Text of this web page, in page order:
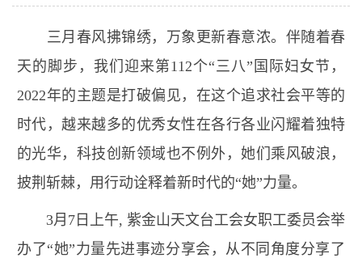
三月春风拂锦绣，万象更新春意浓。伴随着春
天的脚步，我们迎来第112个“三八”国际妇女节，
2022年的主题是打破偏见，在这个追求社会平等的
时代，越来越多的优秀女性在各行各业闪耀着独特
的光华，科技创新领域也不例外，她们乘风破浪，
披荆斩棘，用行动诠释着新时代的“她”力量。
3月 7 日上午, 紫金山天文台工会女职工委员会举
办了“她”力量先进事迹分享会，从不同角度分享了